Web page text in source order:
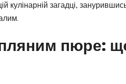
кулінарній загадці,
пюре: